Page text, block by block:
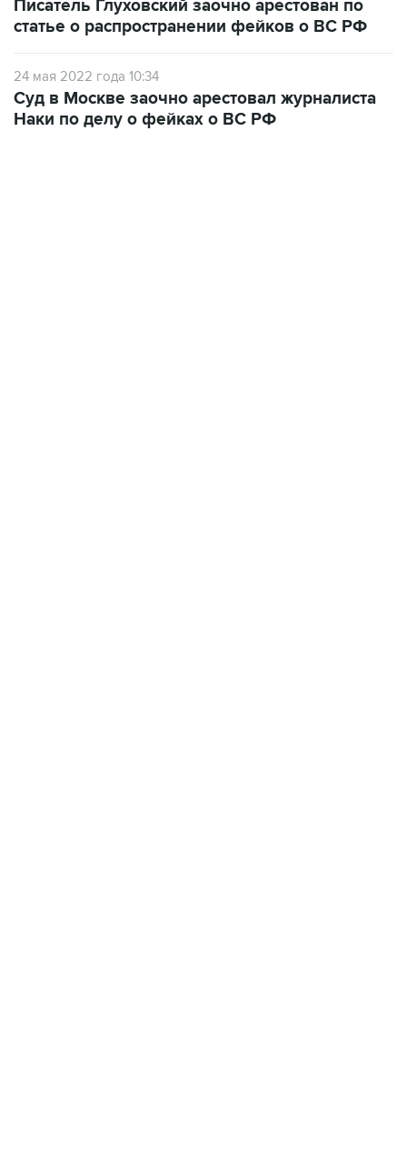
24 мая 2022 года 10:34
Наки по делу о фейках о ВС РФ